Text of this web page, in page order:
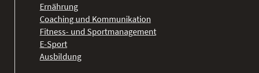
Ernährung
Coaching und Kommunikation
Fitness- und Sportmanagement
E-Sport
Ausbildung